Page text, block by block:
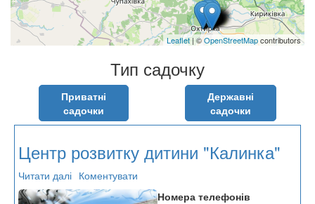
Leaflet| ©OpenStreetMapcontributors
Тип садочку
Приватні
садочки
Державні
садочки
Центр розвитку дитини "Калинка"
Читати далі про
Центр
Коментувати
Номера телефонів